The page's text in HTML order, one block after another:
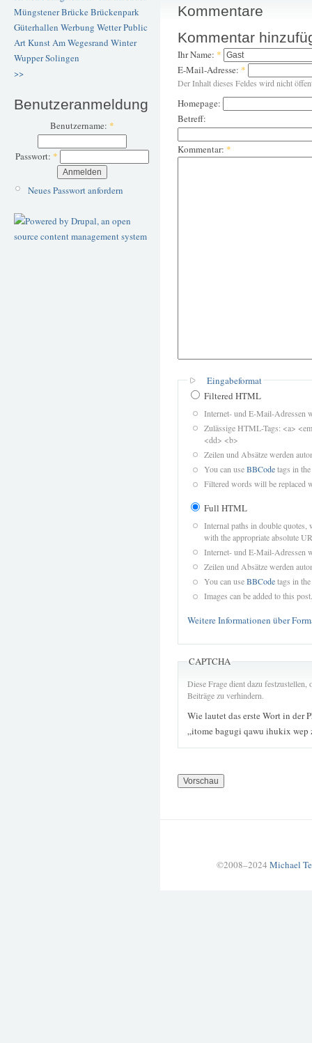
Müngstener BrückeBrückenpark
Güterhallen Werbung WetterPublic
ArtKunstAm Wegesrand Winter
WupperSolingen
>>
Benutzeranmeldung
Benutzername: *
Passwort: *
Neues Passwort anfordern
Kommentare
Kommentar
Ihr Name: *
E-Mail-Adresse: *
Der Inhalt dieses Feldes wird nicht
Homepage:
Betreff:
Kommentar: *
Eingabeformat
Filtered HTML
Internet- und E-Mail-Adressen
Zulässige HTML-Tags: <a>
<dd> <b>
Zeilen und Absätze werden
You can useBBCodetags in
Filtered words will be replaced
Full HTML
Internal paths in double quotes,
with the appropriate absolute
Internet- und E-Mail-Adressen
Zeilen und Absätze werden
You can useBBCodetags in
Images can be added to this post.
Weitere Informationen über
CAPTCHA
Diese Frage dient dazu
Beiträge zu verhindern.
Wie lautet das erste Wort in der
„itome bagugi qawu ihukix wep
©2008–2024 Michael